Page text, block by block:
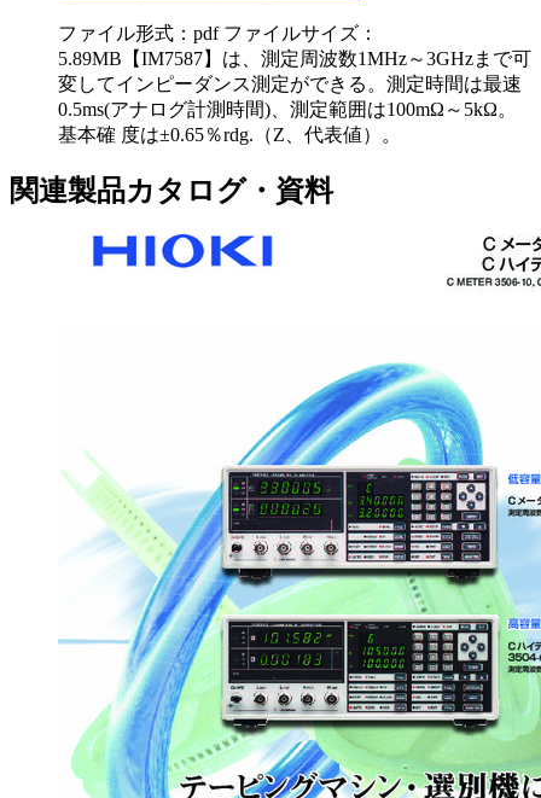
ファイル形式：pdf ファイルサイズ：
5.89MB 【IM7587】は、測定周波数1MHz～3GHzまで可
変してインピーダンス測定ができる。測定時間は最速
0.5ms(アナログ計測時間)、測定範囲は100mΩ～5kΩ。
基本確 度は±0.65％rdg.（Z、代表値）。
関連製品カタログ・資料